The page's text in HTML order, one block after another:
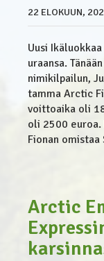
22 ELOKUUN,
Uusi
uraansa.
nimikilpailun,
tamma Arctic
voittoaika oli
oli 2500 euroa.
Fionan omistaa
Arctic